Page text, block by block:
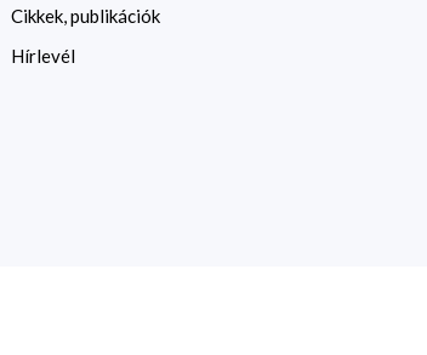
Cikkek, publikációk
Hírlevél